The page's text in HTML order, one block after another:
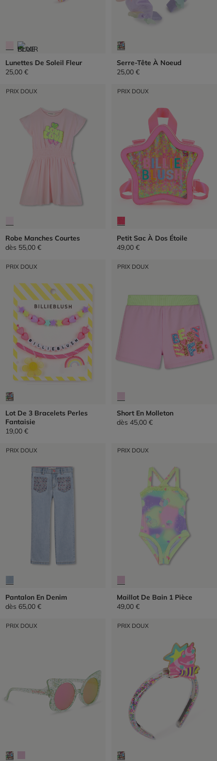
Lunettes De Soleil Fleur
25,00 €
Serre-Tête À Noeud
25,00 €
PRIX DOUX
Robe Manches Courtes
dès 55,00 €
PRIX DOUX
Petit Sac À Dos Étoile
49,00 €
PRIX DOUX
Lot De 3 Bracelets Perles
Fantaisie
19,00 €
PRIX DOUX
Short En Molleton
dès 45,00 €
PRIX DOUX
Pantalon En Denim
dès 65,00 €
PRIX DOUX
Maillot De Bain 1 Pièce
49,00 €
PRIX DOUX PRIX DOUX